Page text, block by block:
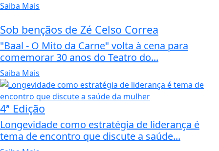
Saiba Mais
Sob bençãos de Zé Celso Correa
"Baal - O Mito da Carne" volta à cena para
comemorar 30 anos do Teatro do...
Saiba Mais
4ª Edição
Longevidade como estratégia de liderança é
tema de encontro que discute a saúde...